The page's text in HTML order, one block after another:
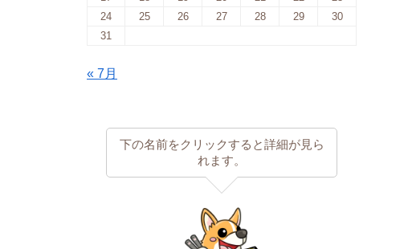
24
25 26 27 28 29
30
31
« 7月
下の名前をクリックすると詳細が見ら
れます。